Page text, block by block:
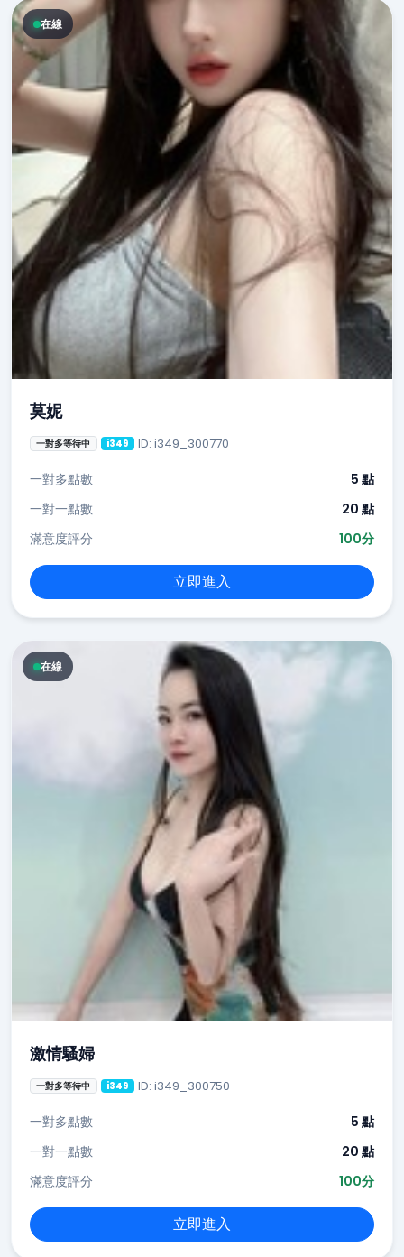
在線
莫妮
一對多等待中 i349 ID: i349_300770
一對多點數
5 點
一對一點數
20 點
滿意度評分
100分
立即進入
在線
激情騷婦
一對多等待中 i349 ID: i349_300750
一對多點數
5 點
一對一點數
20 點
滿意度評分
100分
立即進入